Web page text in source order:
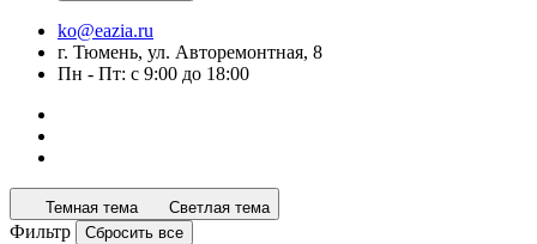
ko@eazia.ru
г. Тюмень, ул. Авторемонтная, 8
Пн - Пт: с 9:00 до 18:00
Темная тема Светлая тема
Фильтр Сбросить все